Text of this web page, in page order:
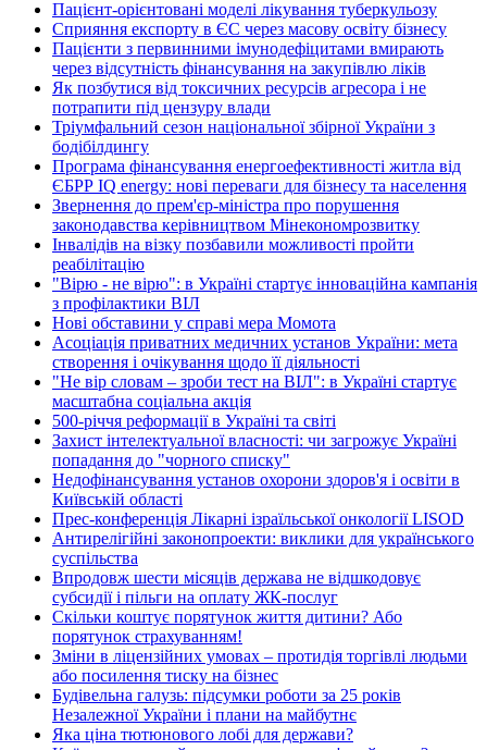
Пацієнт-орієнтовані моделі лікування туберкульозу
Сприяння експорту в ЄС через масову освіту бізнесу
Пацієнти з первинними імунодефіцитами вмирають
через відсутність фінансування на закупівлю ліків
Як позбутися від токсичних ресурсів агресора і не
потрапити під цензуру влади
Тріумфальний сезон національної збірної України з
бодібілдингу
Програма фінансування енергоефективності житла від
ЄБРР IQ energy: нові переваги для бізнесу та населення
Звернення до прем'єр-міністра про порушення
законодавства керівництвом Мінекономрозвитку
Інвалідів на візку позбавили можливості пройти
реабілітацію
"Вірю - не вірю": в Україні стартує інноваційна кампанія
з профілактики ВІЛ
Нові обставини у справі мера Момота
Асоціація приватних медичних установ України: мета
створення і очікування щодо її діяльності
"Не вір словам – зроби тест на ВІЛ": в Україні стартує
масштабна соціальна акція
500-річчя реформації в Україні та світі
Захист інтелектуальної власності: чи загрожує Україні
попадання до "чорного списку"
Недофінансування установ охорони здоров'я і освіти в
Київській області
Прес-конференція Лікарні ізраїльської онкології LISOD
Антирелігійні законопроекти: виклики для українського
суспільства
Впродовж шести місяців держава не відшкодовує
субсидії і пільги на оплату ЖК-послуг
Скільки коштує порятунок життя дитини? Або
порятунок страхуванням!
Зміни в ліцензійних умовах – протидія торгівлі людьми
або посилення тиску на бізнес
Будівельна галузь: підсумки роботи за 25 років
Незалежної України і плани на майбутнє
Яка ціна тютюнового лобі для держави?